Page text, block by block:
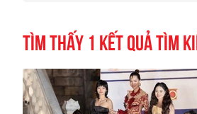
Tìm thấy 1 kết quả tìm